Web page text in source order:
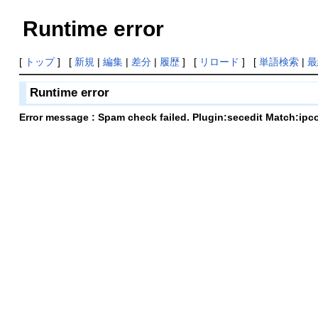
Runtime error
[ トップ] [ 新規 | 編集| 差分| 履歴] [ リロード ] [ 単語検索|
Runtime error
Error message : Spam check failed. Plugin:secedit